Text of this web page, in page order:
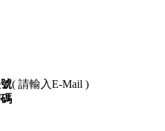
( 請輸入E-Mail )